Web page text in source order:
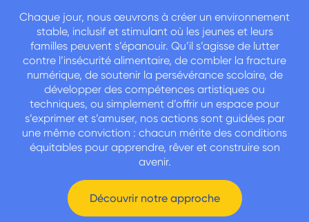
Chaque jour, nous œuvrons à créer un environnement
stable, inclusif et stimulant où les jeunes et leurs
familles peuvent s’épanouir. Qu’il s’agisse de lutter
contre l’insécurité alimentaire, de combler la fracture
numérique, de soutenir la persévérance scolaire, de
développer des compétences artistiques ou
techniques, ou simplement d’offrir un espace pour
s’exprimer et s’amuser, nos actions sont guidées par
une même conviction : chacun mérite des conditions
équitables pour apprendre, rêver et construire son
avenir.
Découvrir notre approche